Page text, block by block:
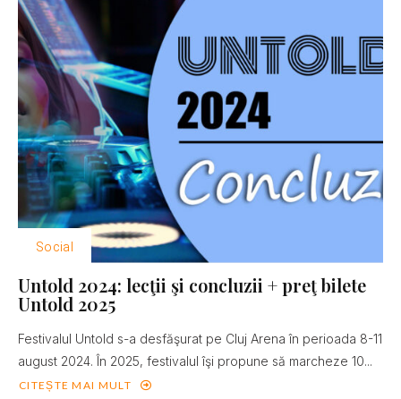
Social
Untold 2024: lecţii şi concluzii + preţ bilete
Untold 2025
Festivalul Untold s-a desfăşurat pe Cluj Arena în perioada 8-11
august 2024. În 2025, festivalul îşi propune să marcheze 10...
CITEȘTE MAI MULT